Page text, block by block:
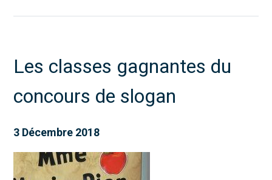
Les classes gagnantes du
concours de slogan
3 Décembre 2018